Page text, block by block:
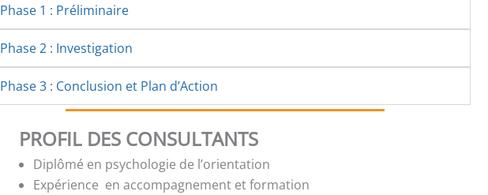
Phase 1 : Préliminaire
Phase 2 : Investigation
Phase 3 : Conclusion et Plan d’Action
PROFIL DES CONSULTANTS
Diplômé en psychologie de l’orientation
Expérience en accompagnement et formation